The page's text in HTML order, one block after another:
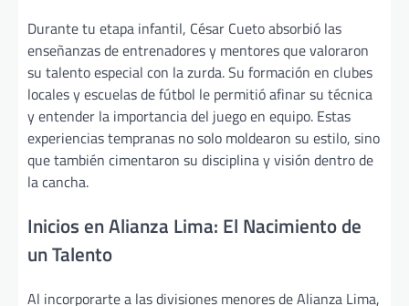
Durante tu etapa infantil, César Cueto absorbió las
enseñanzas de entrenadores y mentores que valoraron
su talento especial con la zurda. Su formación en clubes
locales y escuelas de fútbol le permitió afinar su técnica
y entender la importancia del juego en equipo. Estas
experiencias tempranas no solo moldearon su estilo, sino
que también cimentaron su disciplina y visión dentro de
la cancha.
Inicios en Alianza Lima: El Nacimiento de
un Talento
Al incorporarte a las divisiones menores de Alianza Lima,